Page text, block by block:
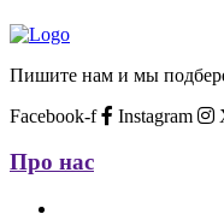
Пишите нам и мы
Facebook-f
Instagram
Про нас